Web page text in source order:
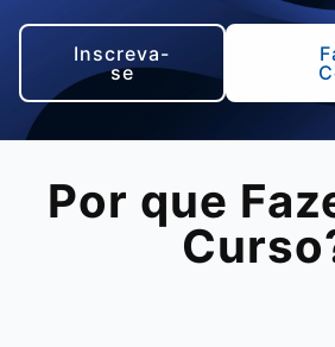
Inscreva-
se
Por que